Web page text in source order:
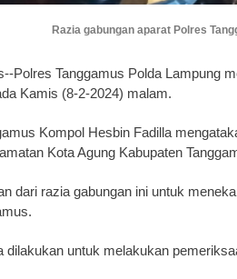
Razia gabungan aparat Polres
Polres Tanggamus Polda Lampung
Kamis (8-2-2024) malam.
Kompol Hesbin Fadilla
Kota Agung Kabupaten
dari razia gabungan ini untuk
dilakukan untuk melakukan